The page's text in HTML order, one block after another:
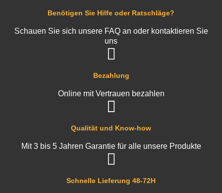
Schnelle Lieferung 48-72H
Qualität und Know-how
Mit 3 bis 5 Jahren Garantie für alle unsere Produkte
Bezahlung
Online mit Vertrauen bezahlen
Benötigen Sie Hilfe oder Ratschläge?
Schauen Sie sich unsere FAQ an oder kontaktieren Sie
uns